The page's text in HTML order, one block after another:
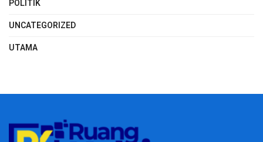
POLITIK
UNCATEGORIZED
UTAMA